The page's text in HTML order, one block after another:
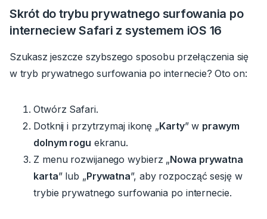
Skrót do trybu prywatnego surfowania po
interneciewSafari z systemem iOS 16
Szukasz jeszcze szybszego sposobu przełączenia się
w tryb prywatnego surfowania po internecie?Oto on:
Otwórz Safari.
Dotknij i przytrzymaj ikonę „Karty” w prawym
dolnym rogu ekranu.
Z menu rozwijanegowybierz „Nowa prywatna
karta” lub „Prywatna”, aby rozpocząć sesję w
trybie prywatnego surfowania po internecie.